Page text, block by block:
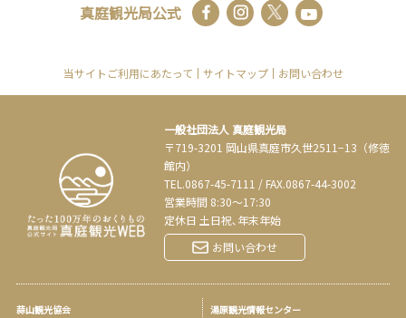
真庭観光局公式
当サイトご利用にあたって サイトマップ お問い合わせ
一般社団法人 真庭観光局
〒719-3201 岡山県真庭市久世2511−13（修徳
館内）
TEL.0867-45-7111 / FAX.0867-44-3002
営業時間 8:30～17:30
定休日 土日祝､年末年始
お問い合わせ
蒜山観光協会
湯原観光情報センター